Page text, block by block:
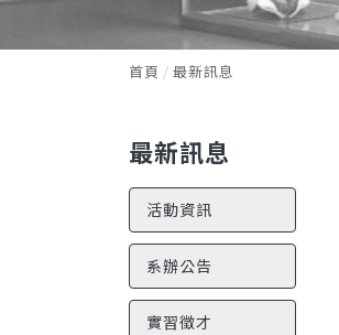
首頁 最新訊息
最新訊息
活動資訊
系辦公告
實習徵才